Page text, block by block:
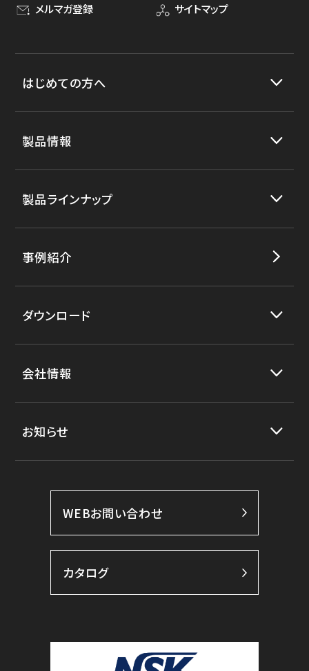
メルマガ登録 サイトマップ
はじめての方へ
製品情報
製品ラインナップ
事例紹介
ダウンロード
会社情報
お知らせ
WEBお問い合わせ
カタログ